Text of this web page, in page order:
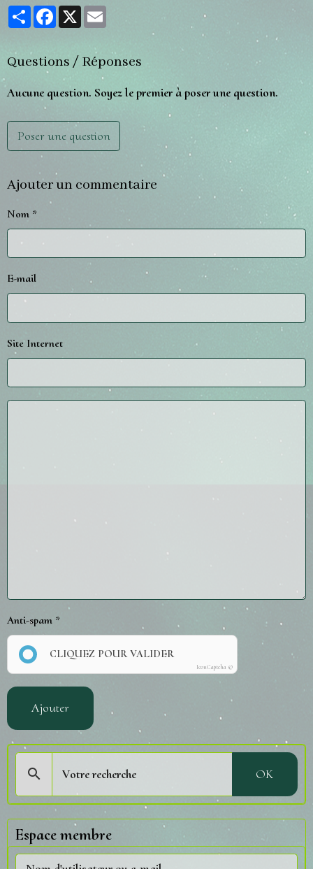
PartagerFacebook
X
Questions / Réponses
Aucune question. Soyez le premier à poser une question.
Poser une question
Ajouter un commentaire
Nom
E-mail
Site Internet
Anti-spam
CLIQUEZ POUR VALIDER
IconCaptcha ©
Ajouter
OK
Espace membre